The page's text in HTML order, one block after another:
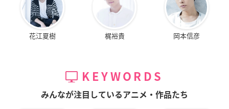
花江夏樹 梶裕貴 岡本信彦
KEYWORDS
みんなが注目しているアニメ・作品たち